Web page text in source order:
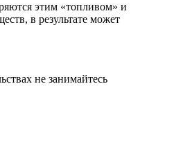
этим «топливом» и
в результате может
не занимайтесь